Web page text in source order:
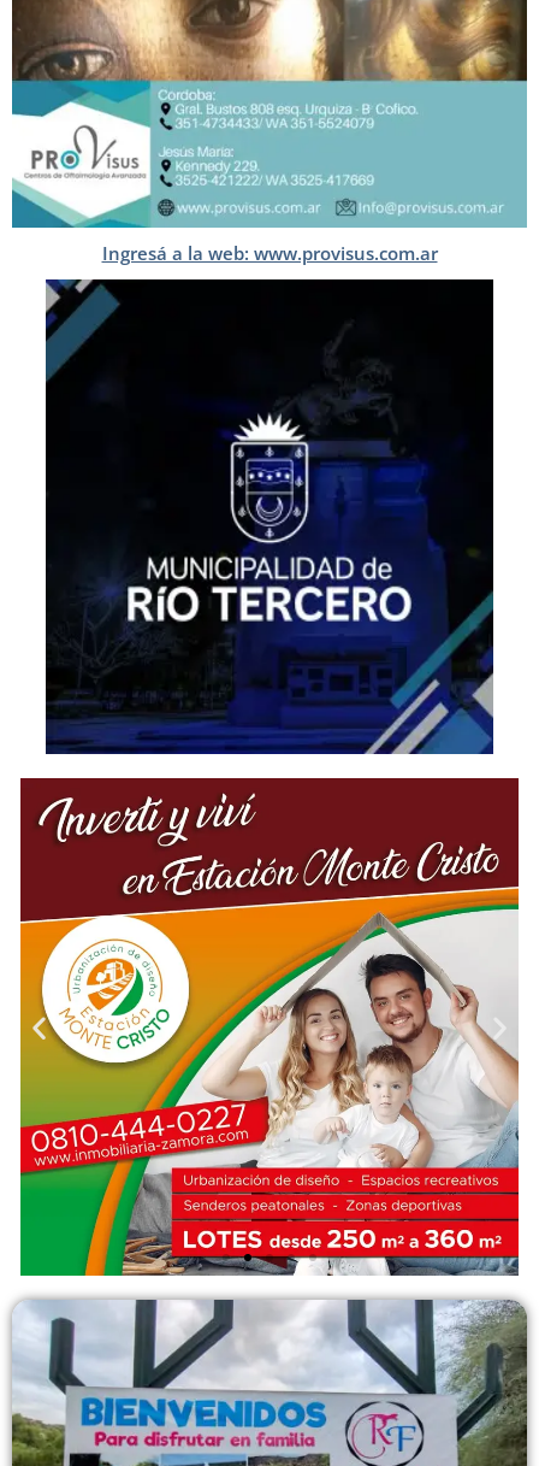
Ingresá a la web: www.provisus.com.ar